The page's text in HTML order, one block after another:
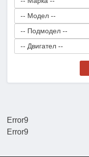
Error9
Error9